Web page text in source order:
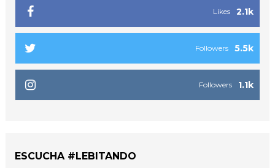
2.1k
Likes
5.5k
Followers
1.1k
Followers
ESCUCHA #LEBITANDO